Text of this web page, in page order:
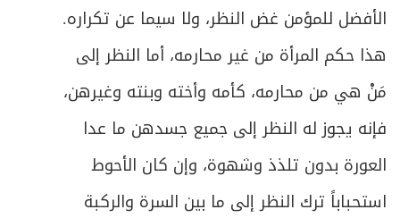
الأفضل للمؤمن غض النظر، ولا سيما عن تكراره.
هذا حكم المرأة من غير محارمه، أما النظر إلى
مَنْ هي من محارمه، كأمه وأخته وبنته وغيرهن،
فإنه يجوز له النظر إلى جميع جسدهن ما عدا
العورة بدون تلذذ وشهوة، وإن كان الأحوط
استحباباً ترك النظر إلى ما بين السرة والركبة